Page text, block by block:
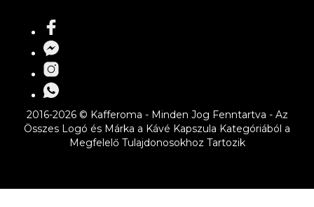
2016-2026 © Kafferoma - Minden Jog Fenntartva - Az
Összes Logó és Márka a Kávé Kapszula Kategóriából a
Megfelelő Tulajdonosokhoz Tartozik